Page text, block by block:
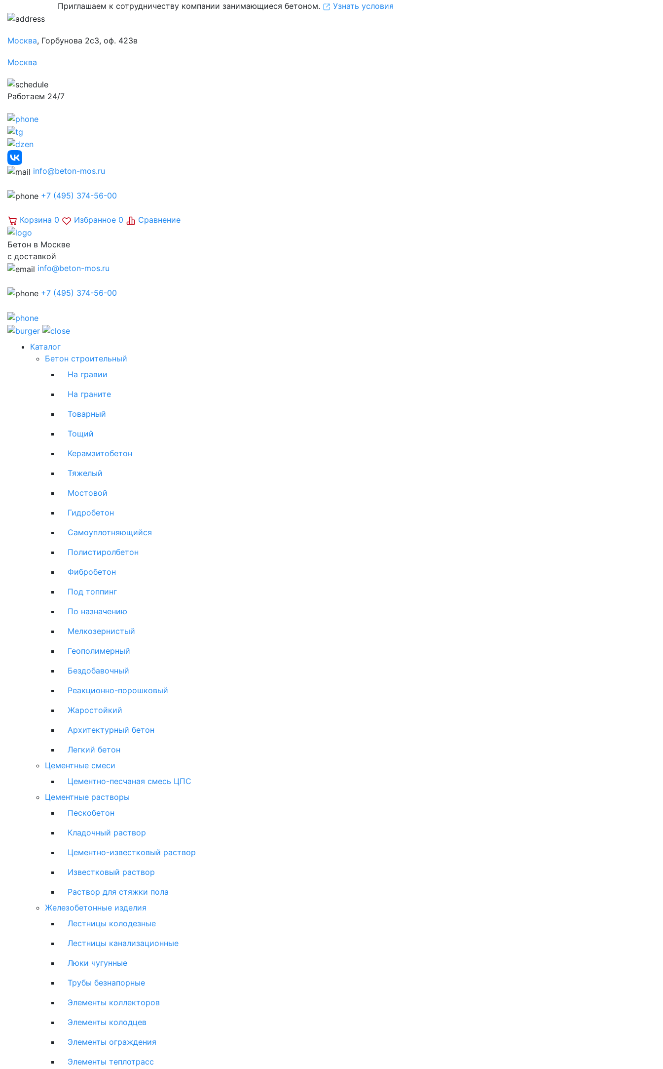
Приглашаем к сотрудничеству компании занимающиеся бетоном. Узнать условия
Москва, Горбунова 2с3, оф. 423в
Москва
Работаем 24/7
info@beton-mos.ru
+7 (495) 374-56-00
Корзина 0 Избранное 0 Сравнение
Бетон в Москве
с доставкой
info@beton-mos.ru
+7 (495) 374-56-00
Каталог
Бетон строительный
На гравии
На граните
Товарный
Тощий
Керамзитобетон
Тяжелый
Мостовой
Гидробетон
Самоуплотняющийся
Полистиролбетон
Фибробетон
Под топпинг
По назначению
Мелкозернистый
Геополимерный
Бездобавочный
Реакционно-порошковый
Жаростойкий
Архитектурный бетон
Легкий бетон
Цементные смеси
Цементно-песчаная смесь ЦПС
Цементные растворы
Пескобетон
Кладочный раствор
Цементно-известковый раствор
Известковый раствор
Раствор для стяжки пола
Железобетонные изделия
Лестницы колодезные
Лестницы канализационные
Люки чугунные
Трубы безнапорные
Элементы коллекторов
Элементы колодцев
Элементы ограждения
Элементы теплотрасс